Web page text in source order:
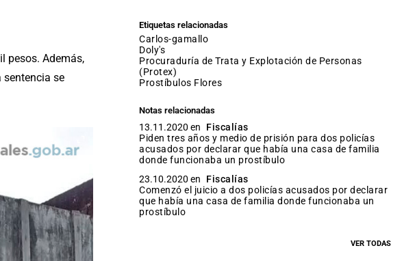
pesos. Además,
se
Etiquetas relacionadas
carlos-gamallo
Doly's
Procuraduría de Trata y Explotación de Personas
(Protex)
Prostíbulos Flores
Notas relacionadas
13.11.2020 en
Fiscalías
Piden tres años y medio de prisión para dos policías
acusados por declarar que había una casa de familia
donde funcionaba un prostíbulo
23.10.2020 en
Fiscalías
Comenzó el juicio a dos policías acusados por declarar
que había una casa de familia donde funcionaba un
prostíbulo
VER TODAS